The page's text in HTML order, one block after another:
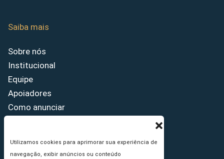
Utilizamos cookies para aprimorar sua experiência de
navegação, exibir anúncios ou conteúdo
Saiba mais
Sobre nós
Institucional
Equipe
Apoiadores
Como anunciar